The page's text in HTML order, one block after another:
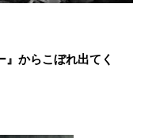
からこぼれ出てく